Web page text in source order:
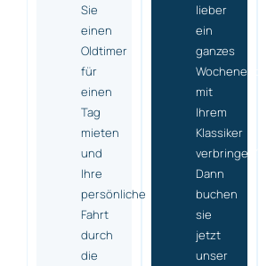
Sie
einen
Oldtimer
für
einen
Tag
mieten
und
Ihre
persönliche
Fahrt
durch
die
lieber
ein
ganzes
Wochenende
mit
Ihrem
Klassiker
verbringen?
Dann
buchen
sie
jetzt
unser